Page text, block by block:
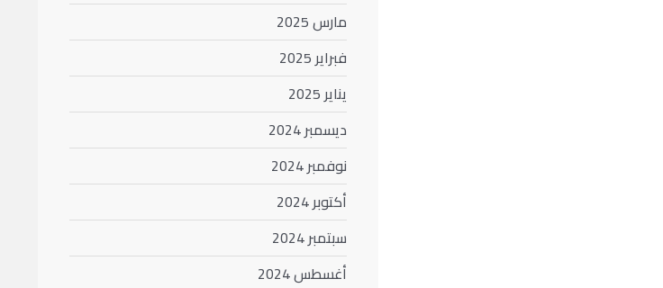
مارس 2025
فبراير 2025
يناير 2025
ديسمبر 2024
نوفمبر 2024
أكتوبر 2024
سبتمبر 2024
أغسطس 2024